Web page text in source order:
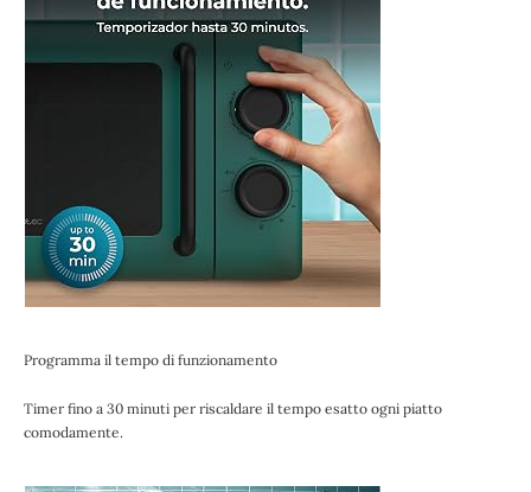
Programma il tempo di funzionamento
Timer fino a 30 minuti per riscaldare il tempo esatto ogni piatto
comodamente.